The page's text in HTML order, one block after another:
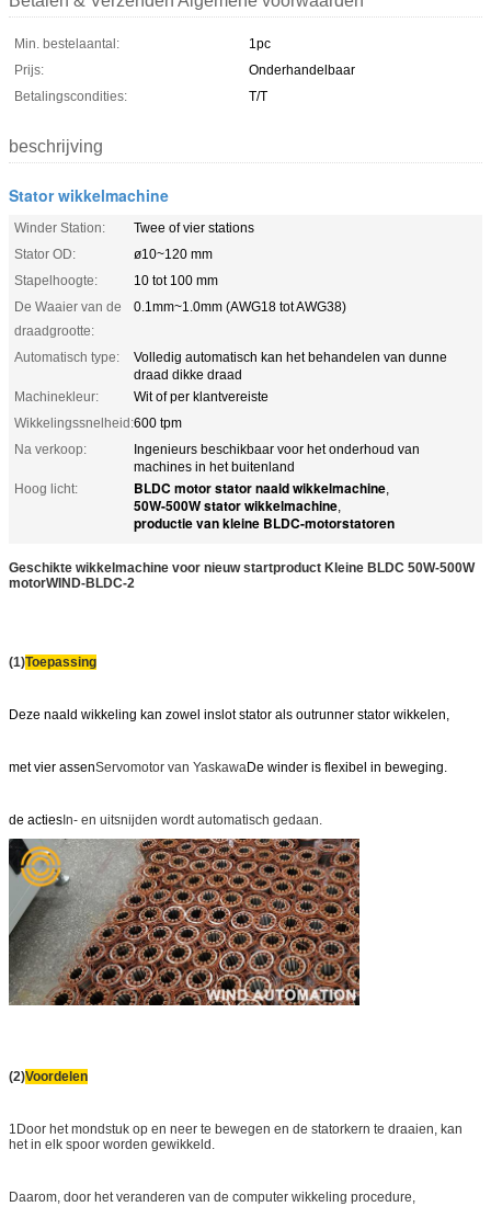
Min. bestelaantal:
1pc
Prijs:
Onderhandelbaar
Betalingscondities:
T/T
beschrijving
Stator wikkelmachine
Winder Station:
Twee of vier stations
Stator OD:
ø10~120 mm
Stapelhoogte:
10 tot 100 mm
De Waaier van de
draadgrootte:
0.1mm~1.0mm (AWG18 tot AWG38)
Automatisch type:
Volledig automatisch kan het behandelen van dunne
draad dikke draad
Machinekleur:
Wit of per klantvereiste
Wikkelingssnelheid:600 tpm
Na verkoop:
Ingenieurs beschikbaar voor het onderhoud van
machines in het buitenland
Hoog licht:
BLDC motor stator naald wikkelmachine,
50W-500W stator wikkelmachine,
productie van kleine BLDC-motorstatoren
Geschikte wikkelmachine voor nieuw startproduct Kleine BLDC 50W-500W
motorWIND-BLDC-2
(1)Toepassing
Deze naald wikkeling kan zowel inslot stator als outrunner stator wikkelen,
met vier assenServomotor van YaskawaDe winder is flexibel in beweging.
de actiesIn- en uitsnijden wordt automatisch gedaan.
(2)Voordelen
1Door het mondstuk op en neer te bewegen en de statorkern te draaien, kan
het in elk spoor worden gewikkeld.
Daarom, door het veranderen van de computer wikkeling procedure,